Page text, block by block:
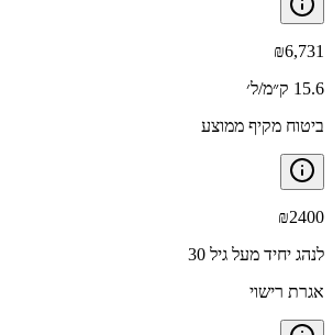
₪6,731
15.6 ק״מ/ל׳
ביטוח מקיף ממוצע
₪2400
לנהג יחיד מעל גיל 30
אגרת רישוי